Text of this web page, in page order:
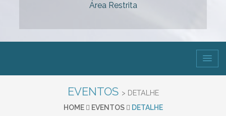
Área Restrita
EVENTOS > DETALHE
HOME
EVENTOS DETALHE